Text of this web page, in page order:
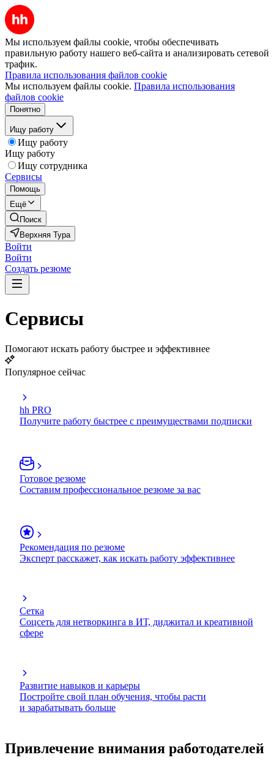
Мы используем файлы cookie, чтобы обеспечивать
правильную работу нашего веб-сайта и анализировать сетевой
трафик.
Правила использования файлов cookie
Мы используем файлы cookie. Правила использования
файлов cookie
Понятно
Ищу работу
Ищу работу
Ищу работу
Ищу сотрудника
Сервисы
Помощь
Ещё
Поиск
Верхняя Тура
Войти
Войти
Создать резюме
Сервисы
Помогают искать работу быстрее и эффективнее
Популярное сейчас
hh PRO
Получите работу быстрее с преимуществами подписки
Готовое резюме
Составим профессиональное резюме за вас
Рекомендация по резюме
Эксперт расскажет, как искать работу эффективнее
Сетка
Соцсеть для нетворкинга в ИТ, диджитал и креативной
сфере
Развитие навыков и карьеры
Постройте свой план обучения, чтобы расти
и зарабатывать больше
Привлечение внимания работодателей